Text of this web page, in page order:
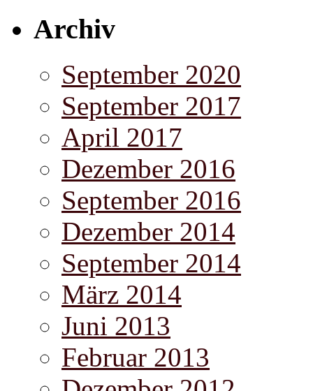
Archiv
September 2020
September 2017
April 2017
Dezember 2016
September 2016
Dezember 2014
September 2014
März 2014
Juni 2013
Februar 2013